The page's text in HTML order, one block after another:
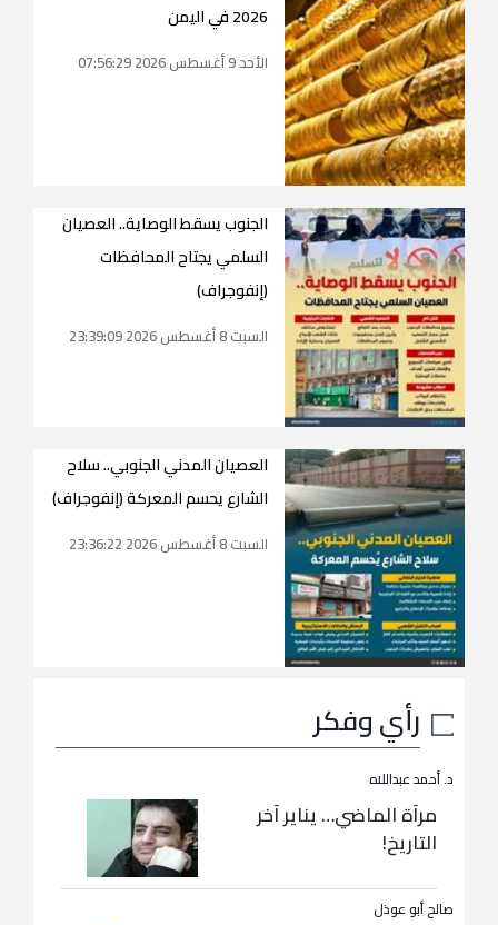
2026 في اليمن
الأحد 9 أغسطس 2026 07:56:29
الجنوب يسقط الوصاية.. العصيان
السلمي يجتاح المحافظات
(إنفوجراف)
السبت 8 أغسطس 2026 23:39:09
العصيان المدني الجنوبي.. سلاح
الشارع يحسم المعركة (إنفوجراف)
السبت 8 أغسطس 2026 23:36:22
رأي وفكر
د. أحمد عبداللاه
مرآة الماضي… يناير آخر
التاريخ!
صالح أبو عوذل